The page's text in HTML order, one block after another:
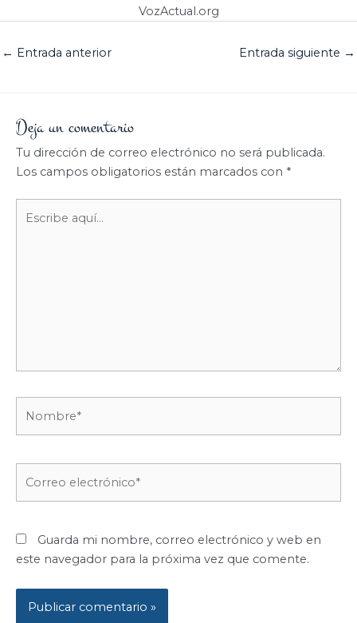
VozActual.org
← Entrada anterior Entrada siguiente →
Deja un comentario
Tu dirección de correo electrónico no será publicada.
Los campos obligatorios están marcados con *
Guarda mi nombre, correo electrónico y web en
este navegador para la próxima vez que comente.